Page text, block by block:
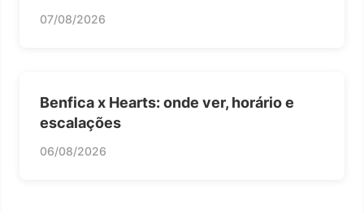
07/08/2026
Benfica x Hearts: onde ver, horário e
escalações
06/08/2026